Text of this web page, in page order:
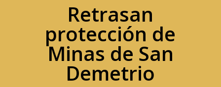
Retrasan
protección de
Minas de San
Demetrio